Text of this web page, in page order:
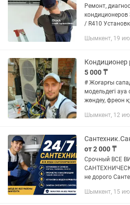
Ремонт,
/ R410
внешнего блока
Шымкент, 19
5 000 ₸
# Жоғарғы
модельдегі
жөндеу, фреон
Шымкенте.
Шымкент, 12
от 2 000 ₸
Срочный ВСЕ
не дорого
канализация с
Шымкент, 15